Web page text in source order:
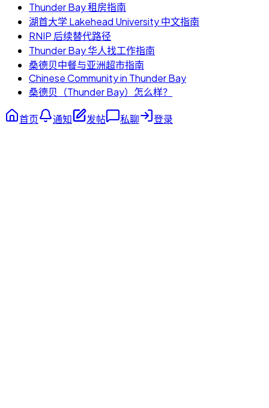
Thunder Bay 租房指南
湖首大学 Lakehead University 中文指南
RNIP 后续替代路径
Thunder Bay 华人找工作指南
桑德贝中餐与亚洲超市指南
Chinese Community in Thunder Bay
桑德贝（Thunder Bay）怎么样？
首页 通知 发帖 私聊 登录